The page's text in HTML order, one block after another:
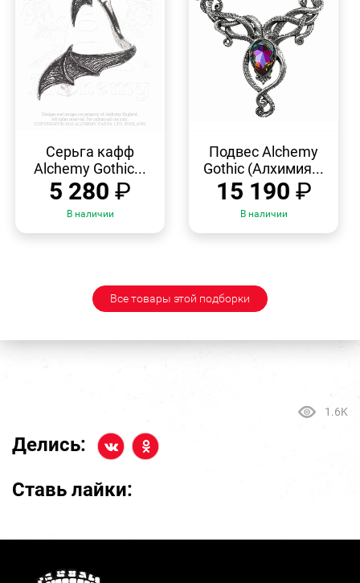
ПРОСМОТР
Серьга кафф
Alchemy Gothic...
5 280 ₽
В наличии
ПРОСМОТР
Подвес Alchemy
Gothic (Алхимия...
15 190 ₽
В наличии
Все товары этой подборки
1.6K
Делись:
Ставь лайки: